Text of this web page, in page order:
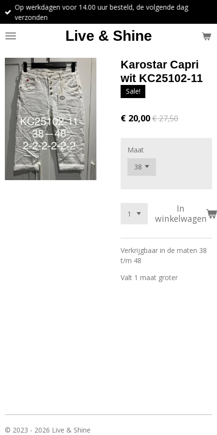
Ga
direct
de
Live & Shine
Op werkdagen voor 14.00 uur besteld, de volgende dag
verzonden
Karostar Capri
wit KC25102-11
Sale!
€ 20,00€ 27,50
Maat
In
winkelwagen
Verkrijgbaar in de maten 38
t/m 48
Valt 1 maat groter
© 2023 - 2026 Live & Shine